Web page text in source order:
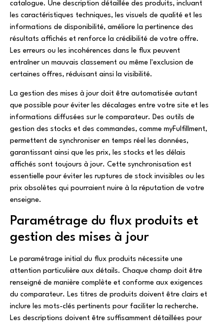
catalogue. Une description détaillée des produits, incluant
les caractéristiques techniques, les visuels de qualité et les
informations de disponibilité, améliore la pertinence des
résultats affichés et renforce la crédibilité de votre offre.
Les erreurs ou les incohérences dans le flux peuvent
entraîner un mauvais classement ou même l'exclusion de
certaines offres, réduisant ainsi la visibilité.
La gestion des mises à jour doit être automatisée autant
que possible pour éviter les décalages entre votre site et les
informations diffusées sur le comparateur. Des outils de
gestion des stocks et des commandes, comme myFulfillment,
permettent de synchroniser en temps réel les données,
garantissant ainsi que les prix, les stocks et les délais
affichés sont toujours à jour. Cette synchronisation est
essentielle pour éviter les ruptures de stock invisibles ou les
prix obsolètes qui pourraient nuire à la réputation de votre
enseigne.
Paramétrage du flux produits et
gestion des mises à jour
Le paramétrage initial du flux produits nécessite une
attention particulière aux détails. Chaque champ doit être
renseigné de manière complète et conforme aux exigences
du comparateur. Les titres de produits doivent être clairs et
inclure les mots-clés pertinents pour faciliter la recherche.
Les descriptions doivent être suffisamment détaillées pour